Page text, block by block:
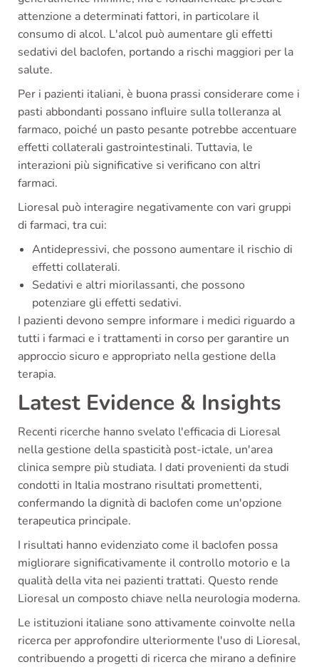
attenzione a determinati fattori, in particolare il
consumo di alcol. L'alcol può aumentare gli effetti
sedativi del baclofen, portando a rischi maggiori per la
salute.
Per i pazienti italiani, è buona prassi considerare come i
pasti abbondanti possano influire sulla tolleranza al
farmaco, poiché un pasto pesante potrebbe accentuare
effetti collaterali gastrointestinali. Tuttavia, le
interazioni più significative si verificano con altri
farmaci.
Lioresal può interagire negativamente con vari gruppi
di farmaci, tra cui:
Antidepressivi, che possono aumentare il rischio di
effetti collaterali.
Sedativi e altri miorilassanti, che possono
potenziare gli effetti sedativi.
I pazienti devono sempre informare i medici riguardo a
tutti i farmaci e i trattamenti in corso per garantire un
approccio sicuro e appropriato nella gestione della
terapia.
Latest Evidence & Insights
Recenti ricerche hanno svelato l'efficacia di Lioresal
nella gestione della spasticità post-ictale, un'area
clinica sempre più studiata. I dati provenienti da studi
condotti in Italia mostrano risultati promettenti,
confermando la dignità di baclofen come un'opzione
terapeutica principale.
I risultati hanno evidenziato come il baclofen possa
migliorare significativamente il controllo motorio e la
qualità della vita nei pazienti trattati. Questo rende
Lioresal un composto chiave nella neurologia moderna.
Le istituzioni italiane sono attivamente coinvolte nella
ricerca per approfondire ulteriormente l'uso di Lioresal,
contribuendo a progetti di ricerca che mirano a definire